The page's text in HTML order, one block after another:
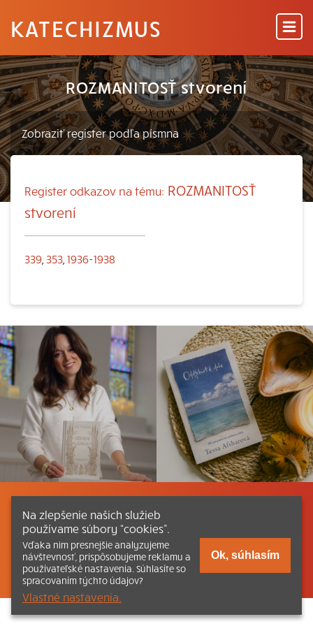
KATECHIZMUS
ROZMANITOSŤ stvorení
Register odkazov na tému: ROZMANITOSŤ
stvorení
339 353 1936-1938
Listovať Obsah Dokumenty a články
Kontakt Tlačená verzia Katechizmu
© 2026 katechizmus.sk |Všetky práva vyhradené
funguje aj vďaka kresťanskému kníhkupectvu
Na zlepšenie našich služieb
používame súbory “cookies”.
Vďaka nim presnejšie analyzujeme
návštevnosť, prispôsobujeme reklamu a
používateľské nastavenia. Súhlasíte so
spracovaním týchto údajov?
Vlastné nastavenia.
Ok, súhlasím